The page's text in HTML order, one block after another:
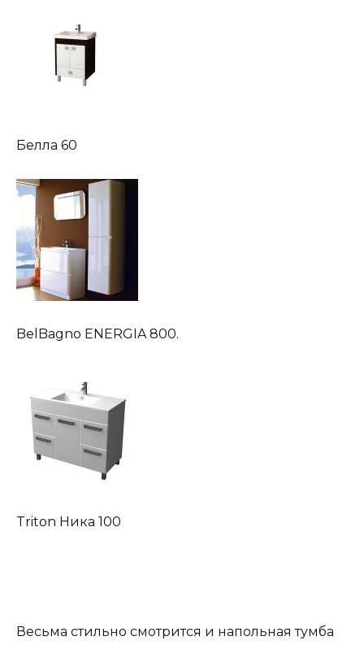
Белла 60
BelBagno ENERGIA 800.
Triton Ника 100
Весьма стильно смотрится и напольная тумба